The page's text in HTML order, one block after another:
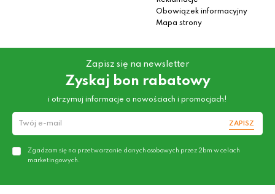
Obowiązek informacyjny
Mapa strony
Zapisz się na newsletter
Zyskaj bon rabatowy
i otrzymuj informacje o nowościach i promocjach!
ZAPISZ
Zgadzam się na przetwarzanie danych osobowych przez 2bm w celach
marketingowych.